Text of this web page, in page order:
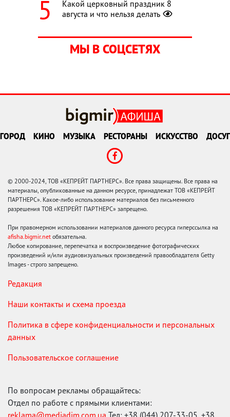
Какой церковный праздник 8
августа и что нельзя делать
МЫ В СОЦСЕТЯХ
ГОРОД КИНО МУЗЫКА РЕСТОРАНЫ ИСКУССТВО ДОСУГ
© 2000-2024, ТОВ «КЕПРЕЙТ ПАРТНЕРС». Все права защищены. Все права на
материалы, опубликованные на данном ресурсе, принадлежат ТОВ «КЕПРЕЙТ
ПАРТНЕРС». Какое-либо использование материалов без письменного
разрешения ТОВ «КЕПРЕЙТ ПАРТНЕРС» запрещено.
При правомерном использовании материалов данного ресурса гиперссылка на
afisha.bigmir.net обязательна.
Любое копирование, перепечатка и воспроизведение фотографических
произведений и/или аудиовизуальных произведений правообладателя Getty
Images - строго запрещено.
Редакция
Наши контакты и схема проезда
Политика в сфере конфиденциальности и персональных
данных
Пользовательское соглашение
По вопросам рекламы обращайтесь:
Отдел по работе с прямыми клиентами: